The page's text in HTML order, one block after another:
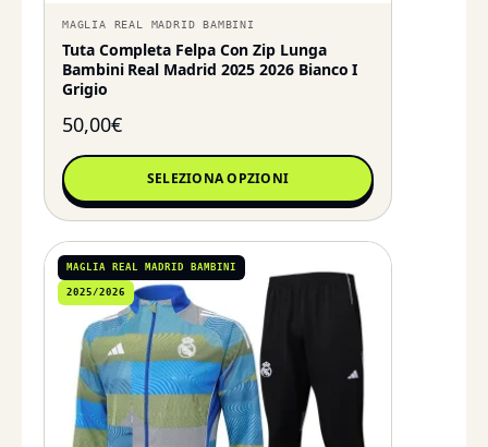
MAGLIA REAL MADRID BAMBINI
Tuta Completa Felpa Con Zip Lunga
Bambini Real Madrid 2025 2026 Bianco I
Grigio
50,00€
SELEZIONA OPZIONI
MAGLIA REAL MADRID BAMBINI
2025/2026